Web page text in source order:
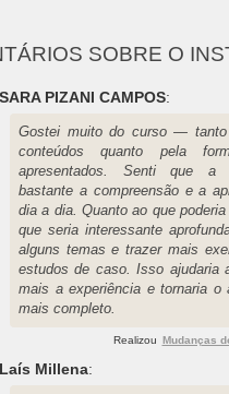
SOBRE O
SARA PIZANI CAMPOS:
Gostei muito do curso — tanto
conteúdos quanto pela
apresentados. Senti que a
bastante a compreensão e a
dia a dia. Quanto ao que
que seria interessante
alguns temas e trazer mais
estudos de caso. Isso ajudaria
mais a experiência e tornaria o
mais completo.
Realizou Mudanças
Laís Millena: